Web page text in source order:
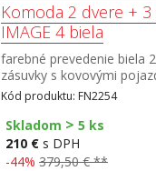
Komoda 2 dvere + 3
IMAGE 4 biela
farebné prevedenie biela
zásuvky s kovovými
Kód produktu: FN2254
Skladom > 5 ks
210 € s DPH
-44% 379,50 € **